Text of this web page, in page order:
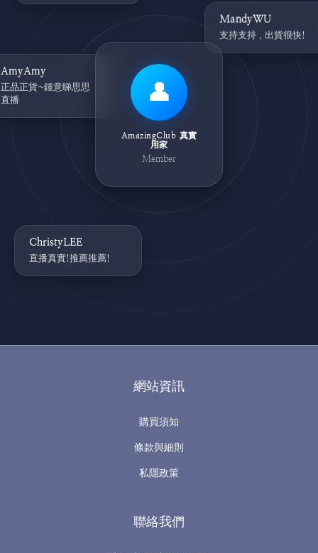
👤
AmazingClub 真實
用家
Member
AmyAmy
正品正貨~鍾意睇思思
直播
MandyWU
支持支持，出貨很快!
ChristyLEE
直播真實!推薦推薦!
網站資訊
購買須知
條款與細則
私隱政策
聯絡我們